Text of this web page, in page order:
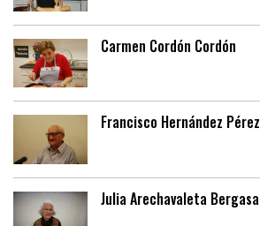
Carmen Cordón Cordón
Francisco Hernández Pérez
Julia Arechavaleta Bergasa